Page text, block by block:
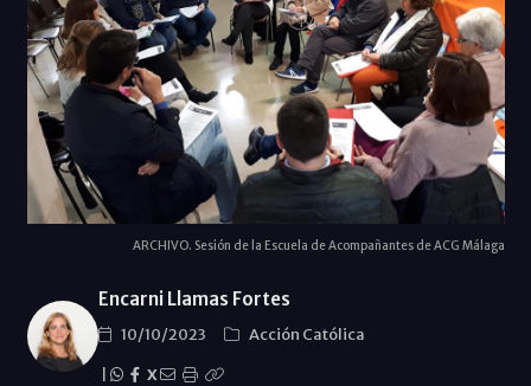
ARCHIVO. Sesión de la Escuela de Acompañantes de ACG Málaga
Encarni Llamas Fortes
10/10/2023
Acción Católica
X